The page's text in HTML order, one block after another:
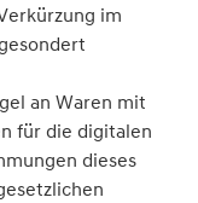
im
an Waren mit
für die digitalen
dieses